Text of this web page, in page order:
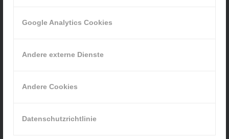
Google Analytics Cookies
Andere externe Dienste
Andere Cookies
Datenschutzrichtlinie
INFORMATIONEN